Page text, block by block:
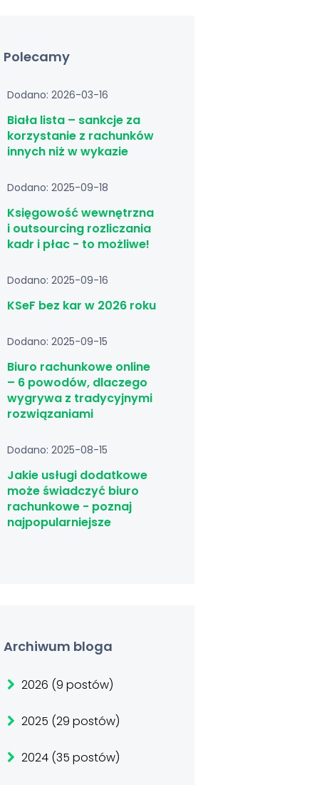
Polecamy
Dodano: 2026-03-16
Biała lista – sankcje za
korzystanie z rachunków
innych niż w wykazie
Dodano: 2025-09-18
Księgowość wewnętrzna
i outsourcing rozliczania
kadr i płac - to możliwe!
Dodano: 2025-09-16
KSeF bez kar w 2026 roku
Dodano: 2025-09-15
Biuro rachunkowe online
– 6 powodów, dlaczego
wygrywa z tradycyjnymi
rozwiązaniami
Dodano: 2025-08-15
Jakie usługi dodatkowe
może świadczyć biuro
rachunkowe - poznaj
najpopularniejsze
Archiwum bloga
2026 (9 postów)
2025 (29 postów)
2024 (35 postów)